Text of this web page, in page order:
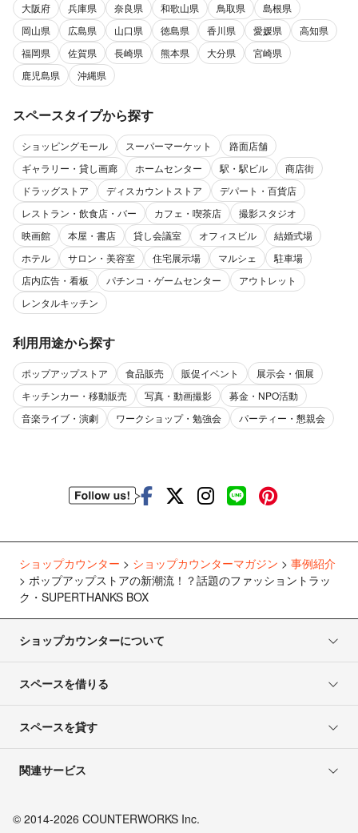
大阪府
兵庫県 奈良県 和歌山県 鳥取県
島根県
岡山県
広島県 山口県 徳島県 香川県 愛媛県
高知県
福岡県
佐賀県 長崎県 熊本県 大分県
宮崎県
鹿児島県
沖縄県
スペースタイプから探す
ショッピングモール スーパーマーケット
路面店舗
ギャラリー・貸し画廊
ホームセンター 駅・駅ビル
商店街
ドラッグストア
ディスカウントストア
デパート・百貨店
レストラン・飲食店・バー
カフェ・喫茶店
撮影スタジオ
映画館
本屋・書店 貸し会議室 オフィスビル
結婚式場
ホテル
サロン・美容室 住宅展示場 マルシェ
駐車場
店内広告・看板
パチンコ・ゲームセンター
アウトレット
レンタルキッチン
利用用途から探す
ポップアップストア 食品販売 販促イベント
展示会・個展
キッチンカー・移動販売
写真・動画撮影
募金・NPO活動
音楽ライブ・演劇
ワークショップ・勉強会 パーティー・懇親会
ショップカウンター > ショップカウンターマガジン > 事例紹介
> ポップアップストアの新潮流！？話題のファッショントラッ
ク・SUPERTHANKS BOX
ショップカウンターについて
スペースを借りる
スペースを貸す
関連サービス
© 2014-2026 COUNTERWORKS Inc.